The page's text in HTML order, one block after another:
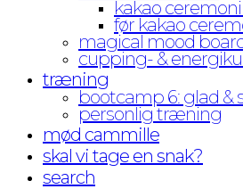
kakao
før kakao
magical mood
cupping- &
træning
bootcamp 6: glad
personlig træning
mød cammille
skal vi tage en snak?
search